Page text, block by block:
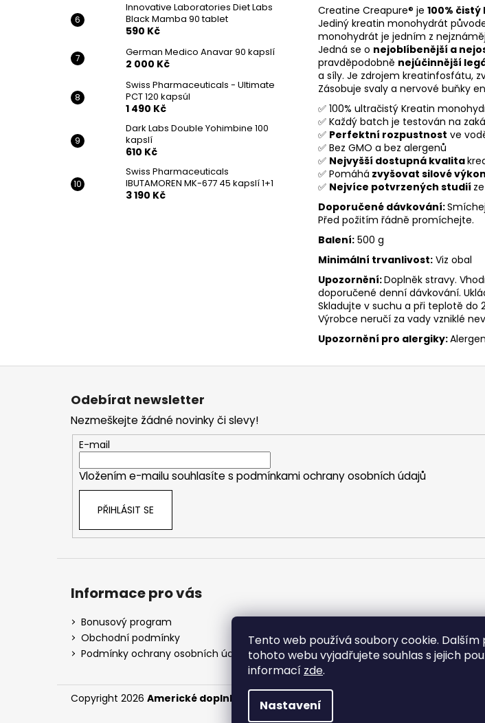
Tento web používá soubory cookie.
tohoto webu vyjadřujete souhlas s jejich
informací zde.
Nastavení
Innovative Laboratories Diet Labs
Black Mamba 90 tablet
590 Kč
German Medico Anavar 90 kapslí
2 000 Kč
Swiss Pharmaceuticals - Ultimate
PCT 120 kapsúl
1 490 Kč
Dark Labs Double Yohimbine 100
kapslí
610 Kč
Swiss Pharmaceuticals
IBUTAMOREN MK-677 45 kapslí 1+1
3 190 Kč
Creatine Creapure® je 100%
Jediný kreatin monohydrát
monohydrát je jedním z
Jedná se o nejoblíbenější a
pravděpodobně nejúčinnější
a síly. Je zdrojem kreatinfosfátu,
Zásobuje svaly a nervové buňky
✅ 100% ultračistý Kreatin
✅ Každý batch je testován na
✅ Perfektní rozpustnost ve
✅ Bez GMO a bez alergenů
✅ Nejvyšší dostupná kvalita
✅ Pomáhá zvyšovat silové
✅ Nejvíce potvrzených studií
Doporučené dávkování:
Před požitím řádně promíchejte.
Balení: 500 g
Minimální trvanlivost: Viz obal
Upozornění:Doplněk stravy.
doporučené denní dávkování.
Skladujte v suchu a při teplotě do
Výrobce neručí za vady vzniklé
Upozornění pro alergiky:
Odebírat newsletter
Nezmeškejte žádné novinky či slevy!
E-mail
Vložením e-mailu souhlasíte s podmínkami ochrany osobních údajů
PŘIHLÁSIT SE
Informace pro vás
Bonusový program
Obchodní podmínky
Podmínky ochrany osobních údajů
Copyright 2026 Americké doplnky . Všechna práva vyhrazena.